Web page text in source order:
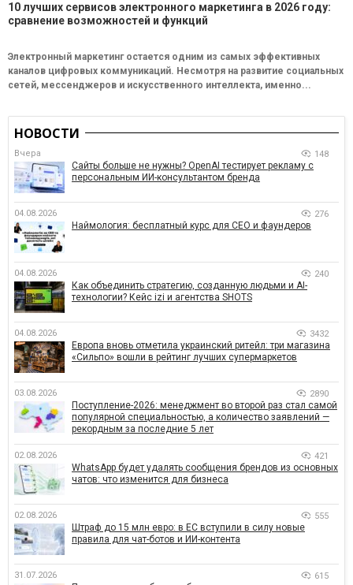
10 лучших сервисов электронного маркетинга в 2026 году:
сравнение возможностей и функций
Электронный маркетинг остается одним из самых эффективных
каналов цифровых коммуникаций. Несмотря на развитие социальных
сетей, мессенджеров и искусственного интеллекта, именно...
НОВОСТИ
Вчера 148
Сайты больше не нужны? OpenAI тестирует рекламу с
персональным ИИ-консультантом бренда
04.08.2026 276
Наймология: бесплатный курс для CEO и фаундеров
04.08.2026 240
Как объединить стратегию, созданную людьми и AI-
технологии? Кейс izi и агентства SHOTS
04.08.2026 3432
Европа вновь отметила украинский ритейл: три магазина
«Сильпо» вошли в рейтинг лучших супермаркетов
03.08.2026 2890
Поступление-2026: менеджмент во второй раз стал самой
популярной специальностью, а количество заявлений —
рекордным за последние 5 лет
02.08.2026 421
WhatsApp будет удалять сообщения брендов из основных
чатов: что изменится для бизнеса
02.08.2026 555
Штраф до 15 млн евро: в ЕС вступили в силу новые
правила для чат-ботов и ИИ-контента
31.07.2026 615